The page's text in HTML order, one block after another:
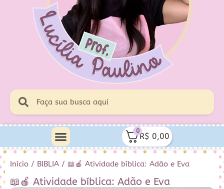
0
R$ 0,00
Início / BIBLIA / 📖🍎 Atividade bíblica: Adão e Eva
📖🍎 Atividade bíblica: Adão e Eva